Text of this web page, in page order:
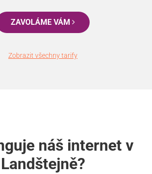
ZAVOLÁME VÁM
Zobrazit všechny tarify
náš internet v
Landštejně?